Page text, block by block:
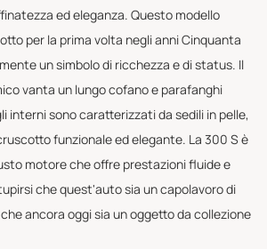
ed eleganza. Questo modello
per la prima volta negli anni Cinquanta
un simbolo di ricchezza e di status. Il
vanta un lungo cofano e parafanghi
interni sono caratterizzati da sedili in pelle,
funzionale ed elegante. La 300 S è
motore che offre prestazioni fluide e
che quest'auto sia un capolavoro di
ancora oggi sia un oggetto da collezione